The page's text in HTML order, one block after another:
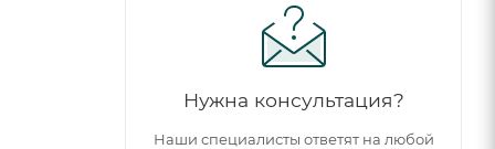
Нужна консультация?
Наши специалисты ответят на любой